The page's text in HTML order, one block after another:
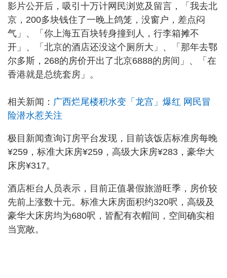
影片公开后，吸引十万计网民浏览及留言，「我去北
京，200多块钱住了一晚上鸽笼，没窗户，差点闷
气」、「你上海五百块转身撞到人，行李箱摊不
开」、「北京的酒店还没这个厕所大」、「那年去鄂
尔多斯，268的房价开出了北京6888的房间」、「在
香港就是总统套房」。
相关新闻： 广西烂尾楼积水变「龙宫」爆红 网民冒
险潜水惹关注
极目新闻查询订房平台发现，目前该饭店标准房每晚
¥259，标准大床房¥259，高级大床房¥283，豪华大
床房¥317。
酒店柜台人员表示，目前正值暑假旅游旺季，房价较
先前上涨数十元。标准大床房面积约320呎，高级及
豪华大床房均为680呎，皆配有衣帽间，空间确实相
当宽敞。